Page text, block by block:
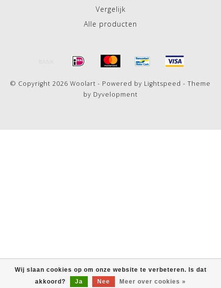
Wij slaan cookies op om onze website te verbeteren. Is dat
akkoord?
Ja Nee Meer over cookies »
Vergelijk
Alle producten
© Copyright 2026 Woolart - Powered by Lightspeed - Theme
by Dyvelopment